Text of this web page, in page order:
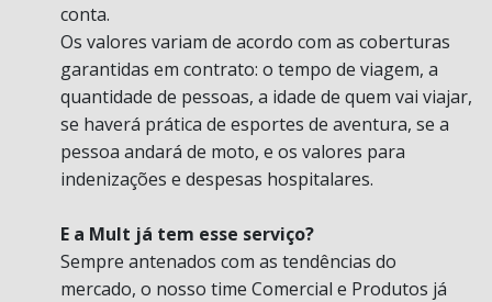
conta.
Os valores variam de acordo com as coberturas
garantidas em contrato: o tempo de viagem, a
quantidade de pessoas, a idade de quem vai viajar,
se haverá prática de esportes de aventura, se a
pessoa andará de moto, e os valores para
indenizações e despesas hospitalares.
E a Mult já tem esse serviço?
Sempre antenados com as tendências do
mercado, o nosso time Comercial e Produtos já